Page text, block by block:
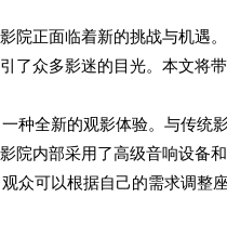
院正面临着新的挑战与机遇
了众多影迷的目光。本文将
种全新的观影体验。与传统
院内部采用了高级音响设备
众可以根据自己的需求调